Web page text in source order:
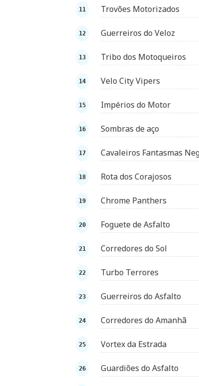
Trovões Motorizados
Guerreiros do Veloz
Tribo dos Motoqueiros
Velo City Vipers
Impérios do Motor
Sombras de aço
Cavaleiros Fantasmas
Rota dos Corajosos
Chrome Panthers
Foguete de Asfalto
Corredores do Sol
Turbo Terrores
Guerreiros do Asfalto
Corredores do Amanhã
Vortex da Estrada
Guardiões do Asfalto